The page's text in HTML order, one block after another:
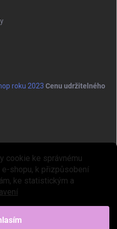
cookie ke správnému
shopu, k přizpůsobení
ke statistickým a
roku 2023 Cenu udržitelného
práva vyhrazena.Upravit nastavení